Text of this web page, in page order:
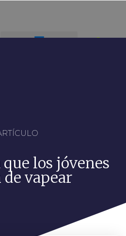
que los jóvenes
de vapear